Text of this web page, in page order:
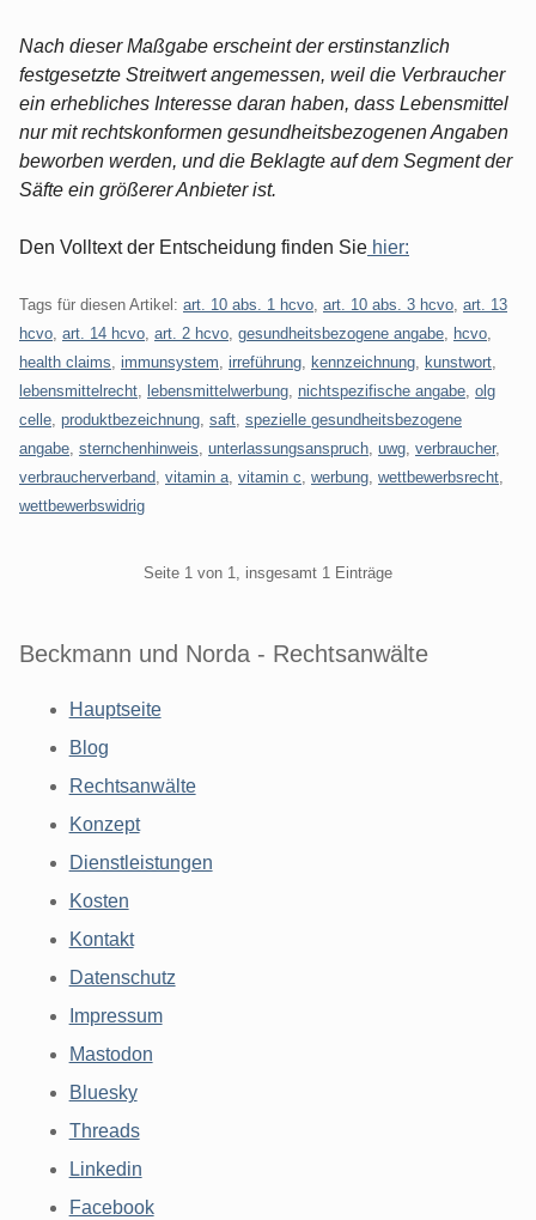
Nach dieser Maßgabe erscheint der erstinstanzlich
festgesetzte Streitwert angemessen, weil die Verbraucher
ein erhebliches Interesse daran haben, dass Lebensmittel
nur mit rechtskonformen gesundheitsbezogenen Angaben
beworben werden, und die Beklagte auf dem Segment der
Säfte ein größerer Anbieter ist.
Den Volltext der Entscheidung finden Sie hier:
Tags für diesen Artikel: art. 10 abs. 1 hcvo art. 10 abs. 3 hcvo art. 13
hcvo art. 14 hcvo art. 2 hcvo gesundheitsbezogene angabe hcvo
health claims immunsystem irreführung kennzeichnung kunstwort
lebensmittelrecht
lebensmittelwerbung nichtspezifische angabe olg
celle produktbezeichnung saft spezielle gesundheitsbezogene
angabe sternchenhinweis unterlassungsanspruch uwg verbraucher,
verbraucherverband vitamin a vitamin c werbung wettbewerbsrecht
wettbewerbswidrig
Seite 1 von 1, insgesamt 1 Einträge
Beckmann und Norda - Rechtsanwälte
Hauptseite
Blog
Rechtsanwälte
Konzept
Dienstleistungen
Kosten
Kontakt
Datenschutz
Impressum
Mastodon
Bluesky
Threads
Linkedin
Facebook